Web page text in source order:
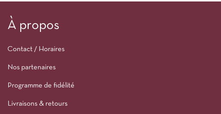
À propos
Contact / Horaires
Nos partenaires
Programme de fidélité
Livraisons & retours